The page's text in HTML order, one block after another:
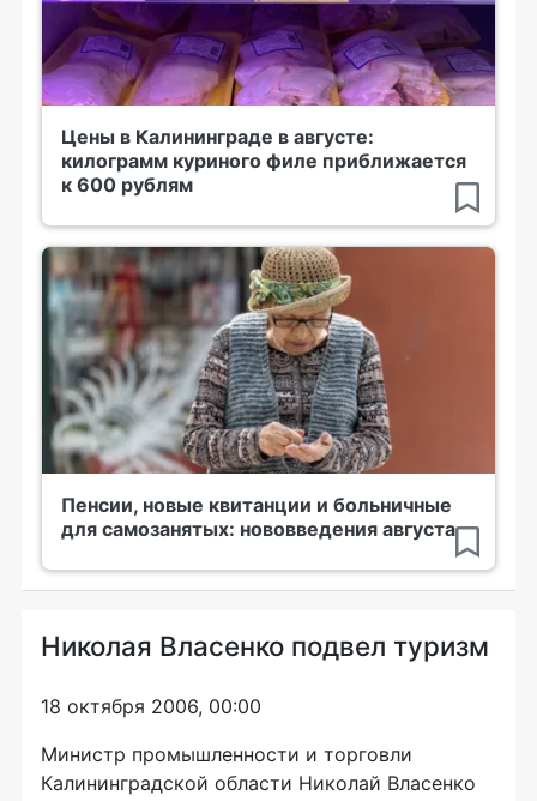
Цены в Калининграде в августе:
килограмм куриного филе приближается
к 600 рублям
Пенсии, новые квитанции и больничные
для самозанятых: нововведения августа
Николая Власенко подвел туризм
18 октября 2006, 00:00
Министр промышленности и торговли
Калининградской области Николай Власенко